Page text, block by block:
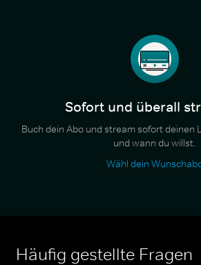
Sofort und überall
Buch dein Abo und stream sofort deinen
und wann du willst.
Wähl dein
Häufig gestellte Fragen